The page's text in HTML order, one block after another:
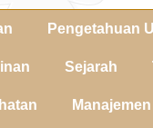
Pengetahuan
Sejarah
Manajemen